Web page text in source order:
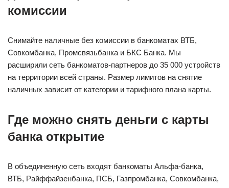
комиссии
Снимайте наличные без комиссии в банкоматах ВТБ,
Совкомбанка, Промсвязьбанка и БКС Банка. Мы
расширили сеть банкоматов-партнеров до 35 000 устройств
на территории всей страны. Размер лимитов на снятие
наличных зависит от категории и тарифного плана карты.
Где можно снять деньги с карты
банка открытие
В объединенную сеть входят банкоматы Альфа-банка,
ВТБ, Райффайзенбанка, ПСБ, Газпромбанка, Совкомбанка,